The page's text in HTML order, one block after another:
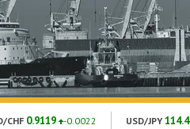
CHF 0.9119 -0.0022 USD/JPY 114.4